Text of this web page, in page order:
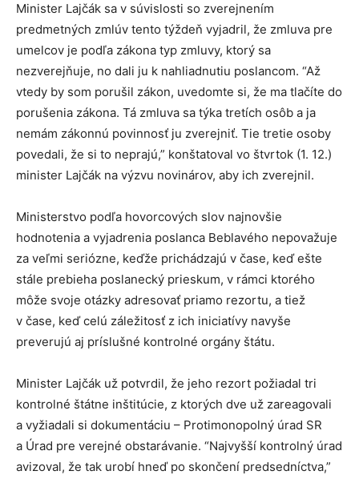
Minister Lajčák sa v súvislosti so zverejnením
predmetných zmlúv tento týždeň vyjadril, že zmluva pre
umelcov je podľa zákona typ zmluvy, ktorý sa
nezverejňuje, no dali ju k nahliadnutiu poslancom. “Až
vtedy by som porušil zákon, uvedomte si, že ma tlačíte do
porušenia zákona. Tá zmluva sa týka tretích osôb a ja
nemám zákonnú povinnosť ju zverejniť. Tie tretie osoby
povedali, že si to neprajú,” konštatoval vo štvrtok (1. 12.)
minister Lajčák na výzvu novinárov, aby ich zverejnil.
Ministerstvo podľa hovorcových slov najnovšie
hodnotenia a vyjadrenia poslanca Beblavého nepovažuje
za veľmi seriózne, keďže prichádzajú v čase, keď ešte
stále prebieha poslanecký prieskum, v rámci ktorého
môže svoje otázky adresovať priamo rezortu, a tiež
v čase, keď celú záležitosť z ich iniciatívy navyše
preverujú aj príslušné kontrolné orgány štátu.
Minister Lajčák už potvrdil, že jeho rezort požiadal tri
kontrolné štátne inštitúcie, z ktorých dve už zareagovali
a vyžiadali si dokumentáciu – Protimonopolný úrad SR
a Úrad pre verejné obstarávanie. “Najvyšší kontrolný úrad
avizoval, že tak urobí hneď po skončení predsedníctva,”